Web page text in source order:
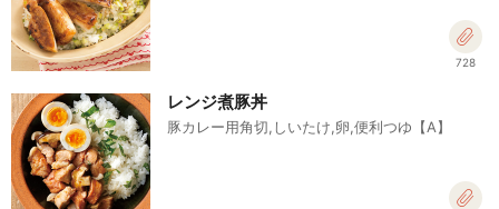
728
レンジ煮豚丼
豚カレー用角切,しいたけ,卵,便利つゆ【A】